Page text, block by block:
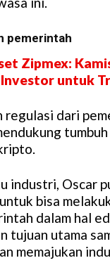
pemerintah
Zipmex:
untuk
regulasi dari
industri, Oscar
bisa
dalam hal
tujuan utama
memajukan